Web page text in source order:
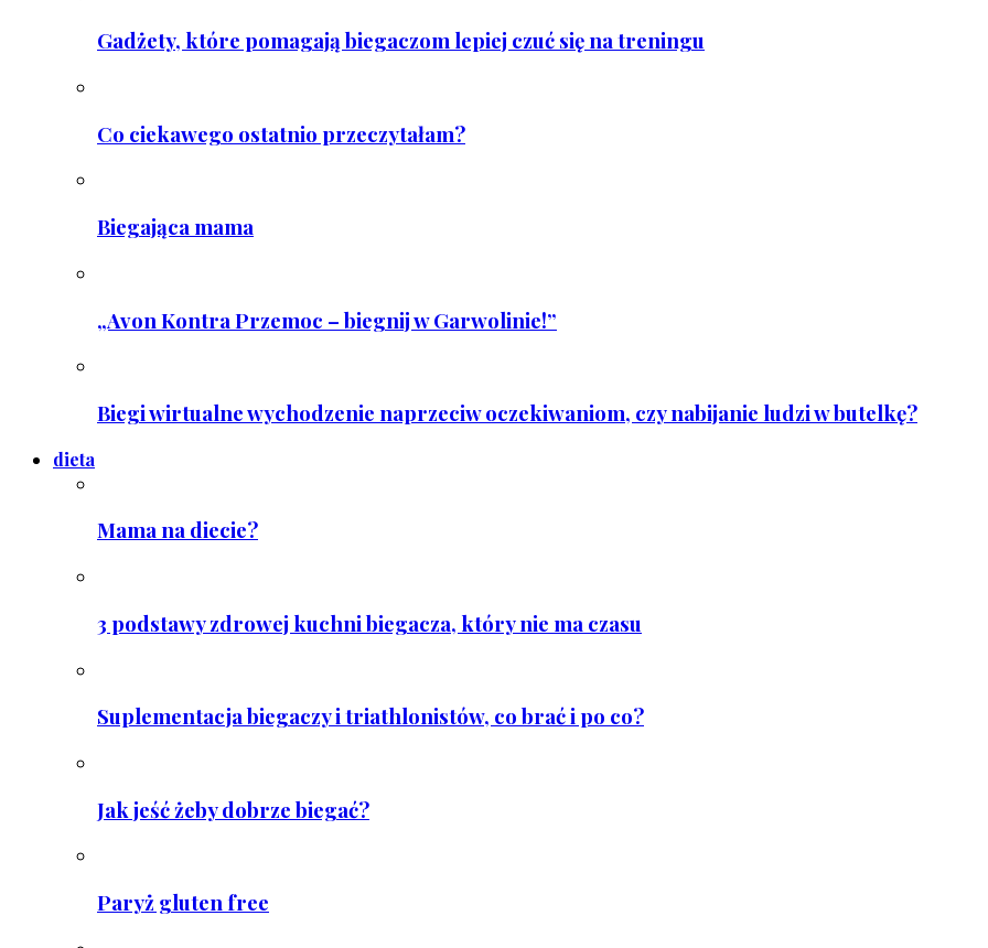
Gadżety, które pomagają biegaczom lepiej czuć się na treningu
Co ciekawego ostatnio przeczytałam?
Biegająca mama
„Avon Kontra Przemoc – biegnij w Garwolinie!”
Biegi wirtualne wychodzenie naprzeciw oczekiwaniom, czy nabijanie ludzi w butelkę?
dieta
Mama na diecie?
3 podstawy zdrowej kuchni biegacza, który nie ma czasu
Suplementacja biegaczy i triathlonistów, co brać i po co?
Jak jeść żeby dobrze biegać?
Paryż gluten free